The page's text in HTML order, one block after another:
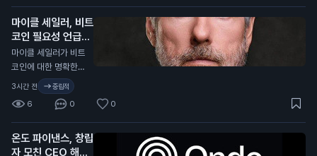
년 12월 이후 가장 낮
은 수준입니다. 이 통
계는 암호화폐 분석
플랫폼인 크립토랭크
(CryptoRank)의 자
료를 바탕으로 합니
다. 최근 몇 달 동안 기
술주 매도와 원자재
가격 상승 등으로 시
장이 불안정해졌습니
다. 이러한 상황은 중
마이클 세일러, 비트
코인 필요성 언급
N
마이클 세일러가 비트
코인에 대한 명확한
규제가 필요하지 않다
고 주장했습니다. 그
는 미국이 명확한 규
제를 필요로 한다고
강조했습니다. 세일러
는 최근 비트코인을
3시간 전 중립적
6 0 0
온도 파이낸스, 창립
자 모친 CEO 해임